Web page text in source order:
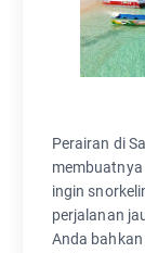
Perairan di
ingin
perjalanan
Anda